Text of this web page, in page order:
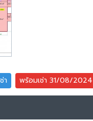
า พร้อมเช่า 31/08/2024